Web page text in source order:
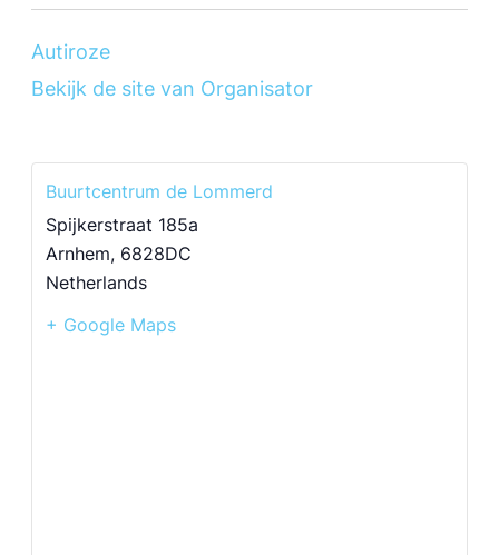
Autiroze
Bekijk de site van Organisator
Buurtcentrum de Lommerd
Spijkerstraat 185a
Arnhem, 6828DC
Netherlands
+ Google Maps